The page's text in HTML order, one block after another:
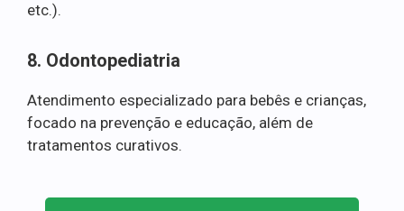
etc.).
8. Odontopediatria
Atendimento especializado para bebês e crianças,
focado na prevenção e educação, além de
tratamentos curativos.